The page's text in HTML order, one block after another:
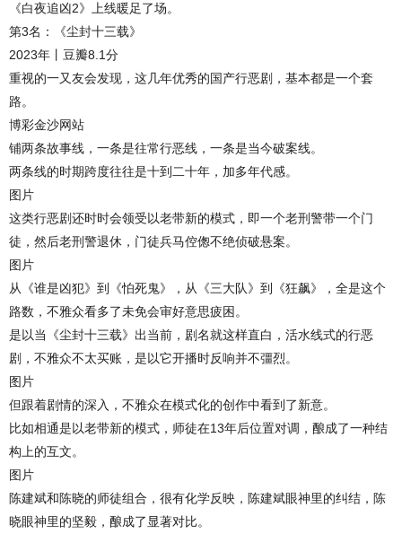
《白夜追凶2》上线暖足了场。
第3名：《尘封十三载》
2023年丨豆瓣8.1分
重视的一又友会发现，这几年优秀的国产行恶剧，基本都是一个套
路。
博彩金沙网站
铺两条故事线，一条是往常行恶线，一条是当今破案线。
两条线的时期跨度往往是十到二十年，加多年代感。
图片
这类行恶剧还时时会领受以老带新的模式，即一个老刑警带一个门
徒，然后老刑警退休，门徒兵马倥偬不绝侦破悬案。
图片
从《谁是凶犯》到《怕死鬼》，从《三大队》到《狂飙》，全是这个
路数，不雅众看多了未免会审好意思疲困。
是以当《尘封十三载》出当前，剧名就这样直白，活水线式的行恶
剧，不雅众不太买账，是以它开播时反响并不彊烈。
图片
但跟着剧情的深入，不雅众在模式化的创作中看到了新意。
比如相通是以老带新的模式，师徒在13年后位置对调，酿成了一种结
构上的互文。
图片
陈建斌和陈晓的师徒组合，很有化学反映，陈建斌眼神里的纠结，陈
晓眼神里的坚毅，酿成了显著对比。